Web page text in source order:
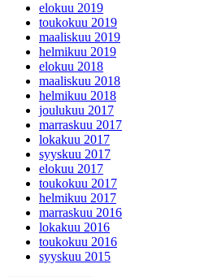
elokuu 2019
toukokuu 2019
maaliskuu 2019
helmikuu 2019
elokuu 2018
maaliskuu 2018
helmikuu 2018
joulukuu 2017
marraskuu 2017
lokakuu 2017
syyskuu 2017
elokuu 2017
toukokuu 2017
helmikuu 2017
marraskuu 2016
lokakuu 2016
toukokuu 2016
syyskuu 2015